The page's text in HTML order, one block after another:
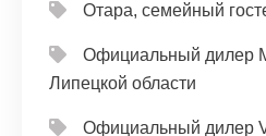
Отара, семейный
Официальный дилер
Липецкой области
Официальный дилер